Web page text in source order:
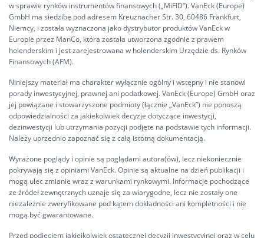
w sprawie rynków instrumentów finansowych („MiFID”). VanEck (Europe)
GmbH ma siedzibę pod adresem Kreuznacher Str. 30, 60486 Frankfurt,
Niemcy, i została wyznaczona jako dystrybutor produktów VanEck w
Europie przez ManCo, która została utworzona zgodnie z prawem
holenderskim i jest zarejestrowana w holenderskim Urzędzie ds. Rynków
Finansowych (AFM).
Niniejszy materiał ma charakter wyłącznie ogólny i wstępny i nie stanowi
porady inwestycyjnej, prawnej ani podatkowej. VanEck (Europe) GmbH oraz
jej powiązane i stowarzyszone podmioty (łącznie „VanEck”) nie ponoszą
odpowiedzialności za jakiekolwiek decyzje dotyczące inwestycji,
dezinwestycji lub utrzymania pozycji podjęte na podstawie tych informacji.
Należy uprzednio zapoznać się z całą istotną dokumentacją.
Wyrażone poglądy i opinie są poglądami autora(ów), lecz niekoniecznie
pokrywają się z opiniami VanEck. Opinie są aktualne na dzień publikacji i
mogą ulec zmianie wraz z warunkami rynkowymi. Informacje pochodzące
ze źródeł zewnętrznych uznaje się za wiarygodne, lecz nie zostały one
niezależnie zweryfikowane pod kątem dokładności ani kompletności i nie
mogą być gwarantowane.
Przed podjęciem jakiejkolwiek ostatecznej decyzji inwestycyjnej oraz w celu